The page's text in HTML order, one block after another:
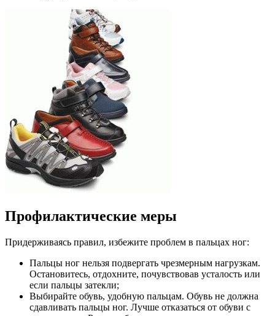
Профилактические меры
Придерживаясь правил, избежите проблем в пальцах ног:
Пальцы ног нельзя подвергать чрезмерным нагрузкам.
Остановитесь, отдохните, почувствовав усталость или
если пальцы затекли;
Выбирайте обувь, удобную пальцам. Обувь не должна
сдавливать пальцы ног. Лучше отказаться от обуви с